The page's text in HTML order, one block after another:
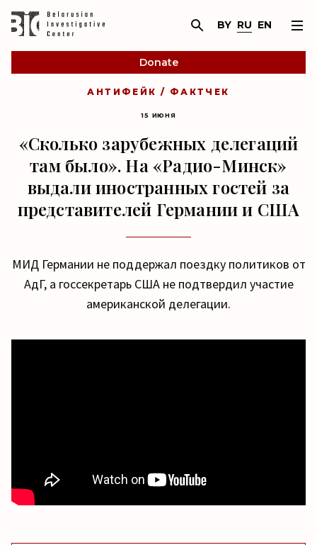
BY RU EN
Donate
АНТИФЕЙК / ФАКТЧЕК
15 ИЮНЯ
«Сколько зарубежных делегаций
там было». На «Радио-Минск»
выдали иностранных гостей за
представителей Германии и США
МИД Германии не поддержал поездку политиков от
АдГ, а госсекретарь США не подтвердил участие
американской делегации.